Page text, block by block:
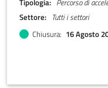
Tipologia
Percorso di
Settore
Tutti i settori
Chiusura 16 Agosto